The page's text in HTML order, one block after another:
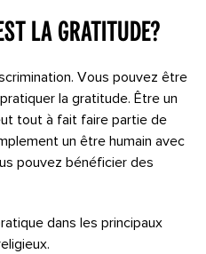
la gratitude?
Vous pouvez être
la gratitude. Être un
tout à fait faire partie de
un être humain avec
pouvez bénéficier des
dans les principaux